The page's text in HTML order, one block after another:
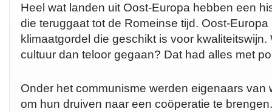
Heel wat landen uit Oost-Europa hebben een
die teruggaat tot de Romeinse tijd. Oost-Europa
klimaatgordel die geschikt is voor kwaliteitswijn.
cultuur dan teloor gegaan? Dat had alles met
Onder het communisme werden eigenaars van
om hun druiven naar een coöperatie te